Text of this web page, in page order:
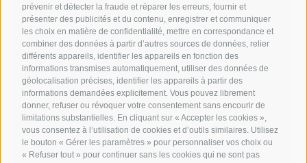
prévenir et détecter la fraude et réparer les erreurs, fournir et
présenter des publicités et du contenu, enregistrer et communiquer
les choix en matière de confidentialité, mettre en correspondance et
combiner des données à partir d’autres sources de données, relier
différents appareils, identifier les appareils en fonction des
informations transmises automatiquement, utiliser des données de
géolocalisation précises, identifier les appareils à partir des
informations demandées explicitement. Vous pouvez librement
donner, refuser ou révoquer votre consentement sans encourir de
limitations substantielles. En cliquant sur « Accepter les cookies »,
vous consentez à l’utilisation de cookies et d’outils similaires. Utilisez
le bouton « Gérer les paramètres » pour personnaliser vos choix ou
« Refuser tout » pour continuer sans les cookies qui ne sont pas